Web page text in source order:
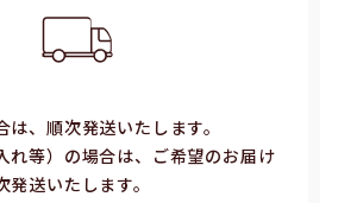
は、順次発送いたします。
れ等）の場合は、ご希望のお届け
送いたします。